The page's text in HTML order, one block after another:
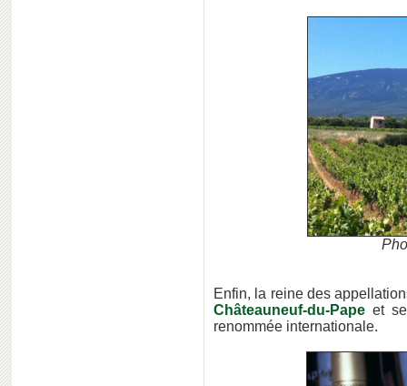
Enfin, la reine des
Châteauneuf-du-Pape et
renommée internationale.